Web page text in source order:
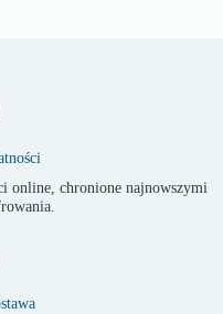
online, chronione najnowszymi